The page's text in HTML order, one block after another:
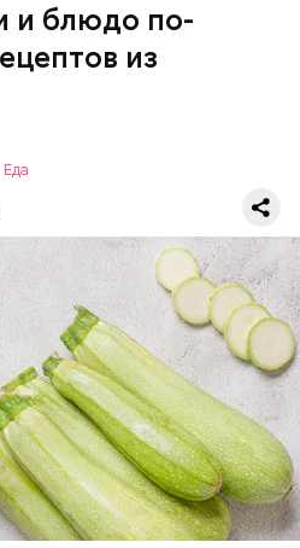
и блюдо по-
из
Еда